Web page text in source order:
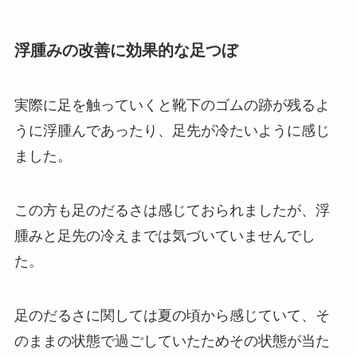
浮腫みの改善に効果的な足つぼ
実際に足を触っていくと靴下のゴムの跡が残るよ
うに浮腫んであったり、足先が冷たいように感じ
ました。
この方も足のだるさは感じておられましたが、浮
腫みと足先の冷えまでは気づいていませんでし
た。
足のだるさに関しては夏の頃から感じていて、そ
のままの状態で過ごしていたためその状態が当た